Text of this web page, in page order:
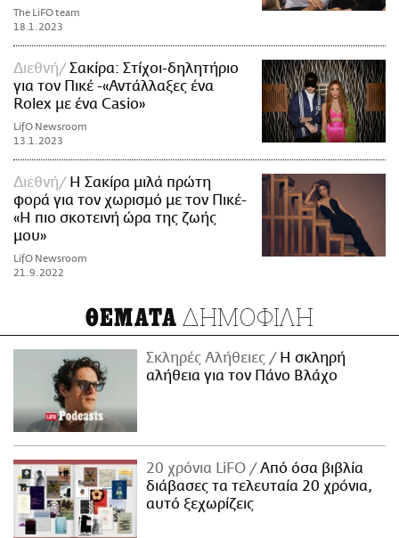
The LiFO team
18.1.2023
Διεθνή
Σακίρα: Στίχοι-δηλητήριο
για τον Πικέ -«Αντάλλαξες ένα
Rolex με ένα Casio»
LifO Newsroom
13.1.2023
Διεθνή
Η Σακίρα μιλά πρώτη
φορά για τον χωρισμό με τον Πικέ-
«Η πιο σκοτεινή ώρα της ζωής
μου»
LifO Newsroom
21.9.2022
ΘΕΜΑΤΑ ΔΗΜΟΦΙΛΗ
Σκληρές Αλήθειες
H σκληρή
αλήθεια για τον Πάνο Βλάχο
20 χρόνια LiFO
Από όσα βιβλία
διάβασες τα τελευταία 20 χρόνια,
αυτό ξεχωρίζεις